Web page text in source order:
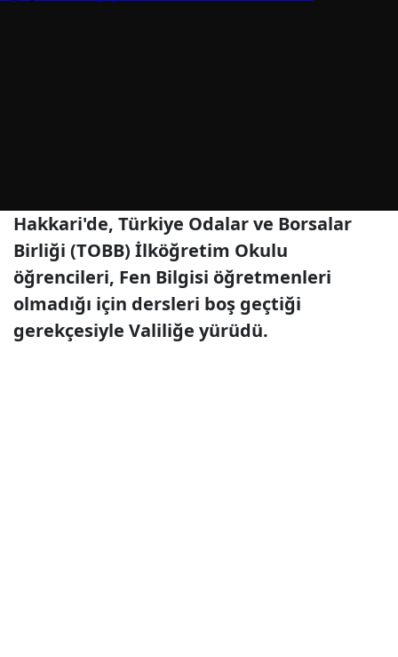
Hakkari'de, Türkiye Odalar ve Borsalar
Birliği (TOBB) İlköğretim Okulu
öğrencileri, Fen Bilgisi öğretmenleri
olmadığı için dersleri boş geçtiği
gerekçesiyle Valiliğe yürüdü.